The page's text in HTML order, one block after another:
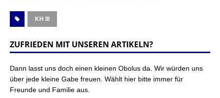
KH III
ZUFRIEDEN MIT UNSEREN ARTIKELN?
Dann lasst uns doch einen kleinen Obolus da. Wir würden uns
über jede kleine Gabe freuen. Wählt hier bitte immer für
Freunde und Familie aus.